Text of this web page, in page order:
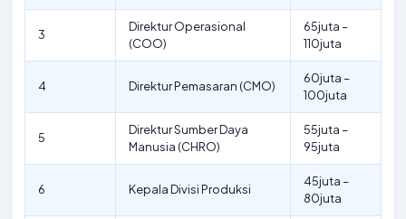
3
Direktur Operasional
(COO)
65juta –
110juta
4 Direktur Pemasaran (CMO)
60juta –
100juta
5
Direktur Sumber Daya
Manusia (CHRO)
55juta –
95juta
6 Kepala Divisi Produksi
45juta –
80juta